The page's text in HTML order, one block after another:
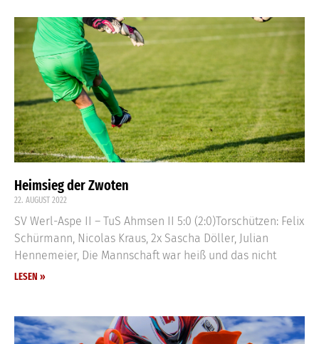
Heimsieg der Zwoten
22. AUGUST 2022
SV Werl-Aspe II – TuS Ahmsen II 5:0 (2:0)Torschützen: Felix
Schürmann, Nicolas Kraus, 2x Sascha Döller, Julian
Hennemeier, Die Mannschaft war heiß und das nicht
LESEN »